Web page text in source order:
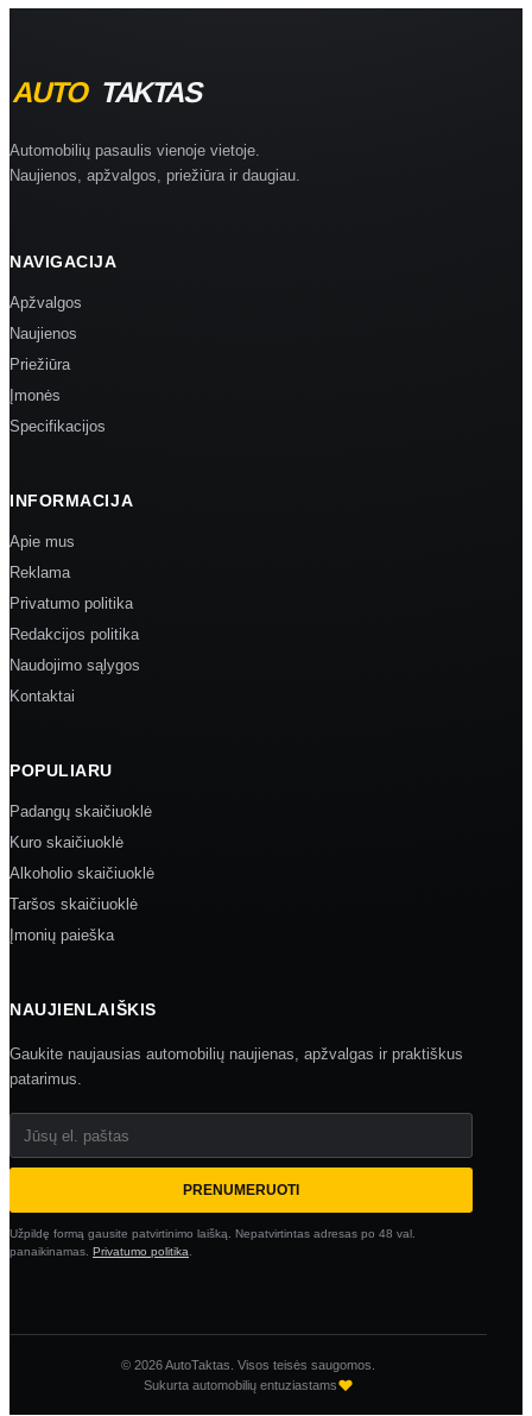
Automobilių pasaulis vienoje vietoje.
Naujienos, apžvalgos, priežiūra ir daugiau.
NAVIGACIJA
Apžvalgos
Naujienos
Priežiūra
Įmonės
Specifikacijos
INFORMACIJA
Apie mus
Reklama
Privatumo politika
Redakcijos politika
Naudojimo sąlygos
Kontaktai
POPULIARU
Padangų skaičiuoklė
Kuro skaičiuoklė
Alkoholio skaičiuoklė
Taršos skaičiuoklė
Įmonių paieška
NAUJIENLAIŠKIS
Gaukite naujausias automobilių naujienas, apžvalgas ir praktiškus
patarimus.
Jūsų el. paštas
PRENUMERUOTI
Užpildę formą gausite patvirtinimo laišką. Nepatvirtintas adresas po 48 val.
panaikinamas. Privatumo politika
© 2026 AutoTaktas. Visos teisės saugomos.
Sukurta automobilių entuziastams